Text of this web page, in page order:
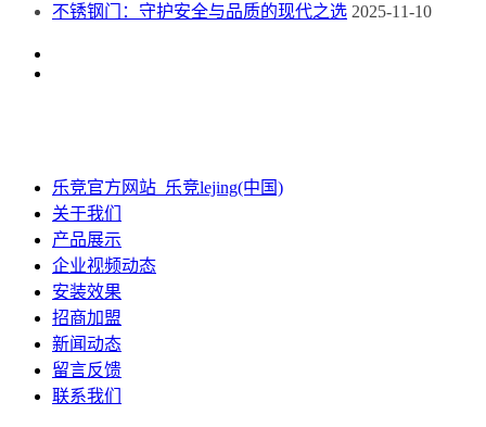
不锈钢门：守护安全与品质的现代之选 2025-11-10
乐竞官方网站_乐竞lejing(中国)
关于我们
产品展示
企业视频动态
安装效果
招商加盟
新闻动态
留言反馈
联系我们